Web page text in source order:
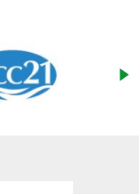
児童労働のない
権利が守られた